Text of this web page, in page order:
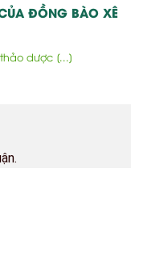
ĐỒNG BÀO XÊ
dược [...]